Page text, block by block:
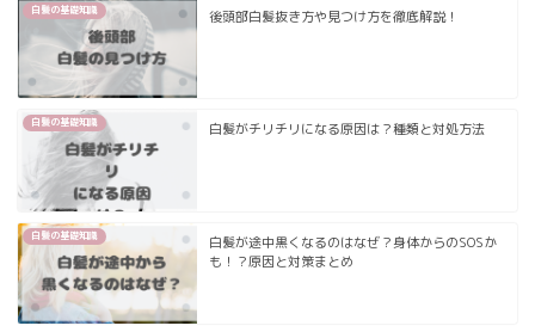
白髪の基礎知識 後頭部白髪抜き方や見つけ方を徹底解説！
白髪の基礎知識 白髪がチリチリになる原因は？種類と対処方法
白髪の基礎知識
白髪が途中黒くなるのはなぜ？身体からのSOSか
も！？原因と対策まとめ